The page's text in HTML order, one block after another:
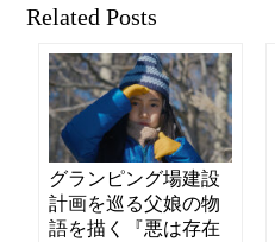
Related Posts
グランピング場建設
計画を巡る父娘の物
語を描く『悪は存在